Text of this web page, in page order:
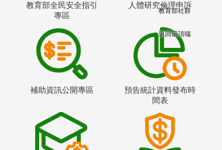
教育部全民安全指引
專區
人體研究倫理申訴
補助資訊公開專區
預告統計資料發布時
間表
教育部社群
返回最頂端